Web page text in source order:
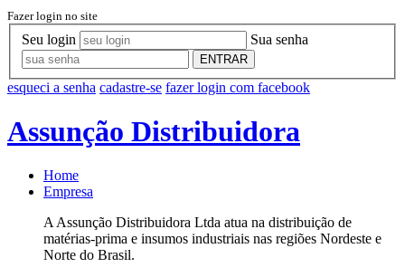
Fazer login no site
Seu login Sua senha
ENTRAR
esqueci a senha cadastre-se fazer login com facebook
Assunção Distribuidora
Home
Empresa
A Assunção Distribuidora Ltda atua na distribuição de
matérias-prima e insumos industriais nas regiões Nordeste e
Norte do Brasil.